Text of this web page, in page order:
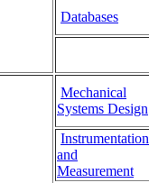
Databases
Mechanical
Systems Design
Instrumentation
and
Measurement